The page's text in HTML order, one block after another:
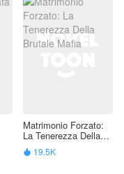
Matrimonio Forzato:
La Tenerezza Della
Brutale Mafia
 19.5K